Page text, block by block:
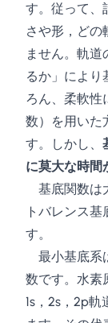
す。従って、
さや形，どの
ません。軌
るか」により
ろん、柔軟性
数）を用いた
す。しかし、
に莫大な時間
基底関数は
トバレンス
す。
最小基底系
数です。水素
1s，2s，2p軌